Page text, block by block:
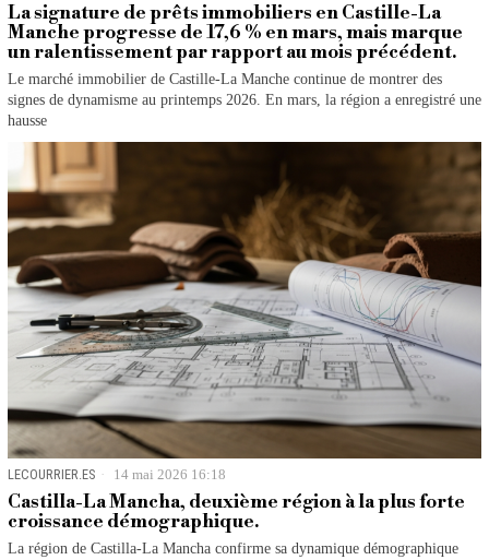
La signature de prêts immobiliers en Castille-La
Manche progresse de 17,6 % en mars, mais marque
un ralentissement par rapport au mois précédent.
Le marché immobilier de Castille-La Manche continue de montrer des
signes de dynamisme au printemps 2026. En mars, la région a enregistré une
hausse
LECOURRIER.ES 14 mai 2026 16:18
Castilla-La Mancha, deuxième région à la plus forte
croissance démographique.
La région de Castilla-La Mancha confirme sa dynamique démographique